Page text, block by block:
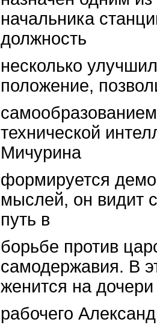
начальника
должность
несколько
положение,
технической
Мичурина
формируется
мыслей, он видит
путь в
борьбе против
самодержавия. В
женится на дочери
рабочего